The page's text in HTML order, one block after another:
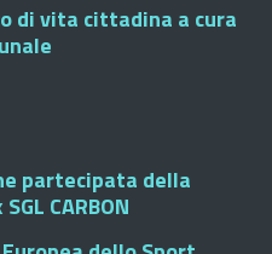
di vita cittadina a cura
partecipata della
CARBON